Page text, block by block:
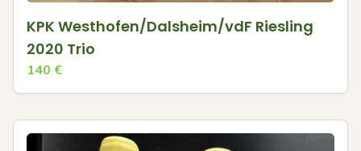
KPK Westhofen/Dalsheim/vdF Riesling
2020 Trio
140 €